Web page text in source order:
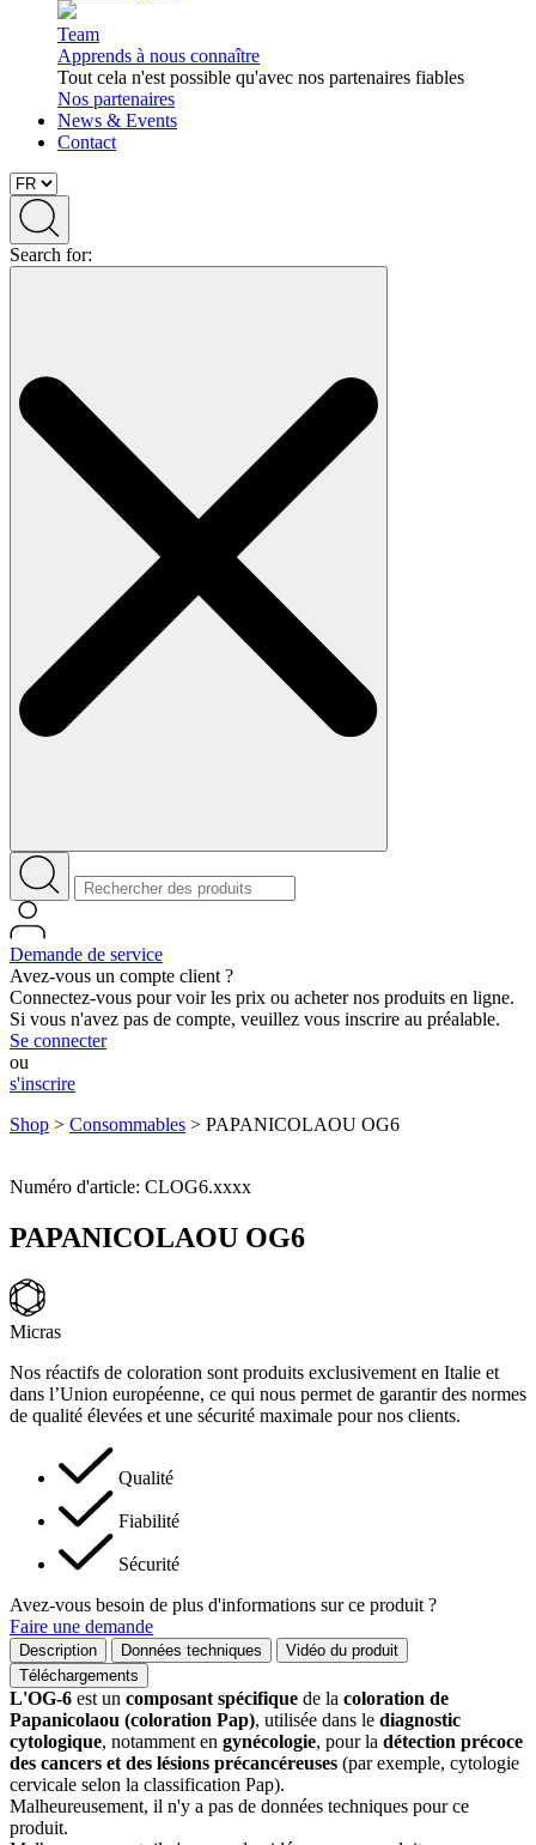
Team
Apprends à nous connaître
Tout cela n'est possible qu'avec nos partenaires fiables
Nos partenaires
News & Events
Contact
Search for:
Demande de service
Avez-vous un compte client ?
Connectez-vous pour voir les prix ou acheter nos produits en ligne.
Si vous n'avez pas de compte, veuillez vous inscrire au préalable.
Se connecter
ou
s'inscrire
Shop > Consommables > PAPANICOLAOU OG6
Numéro d'article: CLOG6.xxxx
PAPANICOLAOU OG6
Micras
Nos réactifs de coloration sont produits exclusivement en Italie et
dans l’Union européenne, ce qui nous permet de garantir des normes
de qualité élevées et une sécurité maximale pour nos clients.
Qualité
Fiabilité
Sécurité
Avez-vous besoin de plus d'informations sur ce produit ?
Faire une demande
Description Données techniques
Vidéo du produit
Téléchargements
L'OG-6 est un composant spécifique de la coloration de
Papanicolaou (coloration Pap), utilisée dans le diagnostic
cytologique, notamment en gynécologie, pour la détection précoce
des cancers et des lésions précancéreuses (par exemple, cytologie
cervicale selon la classification Pap).
Malheureusement, il n'y a pas de données techniques pour ce
produit.